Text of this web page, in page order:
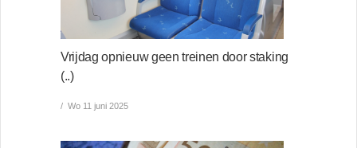
Vrijdag opnieuw geen treinen door staking
(..)
Wo 11 juni 2025